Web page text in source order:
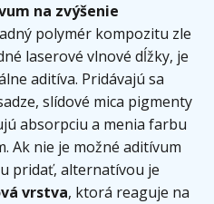
na zvýšenie
polymér kompozitu zle
laserové vlnové dĺžky, je
aditíva. Pridávajú sa
slídové mica pigmenty
absorpciu a menia farbu
Ak nie je možné aditívum
pridať, alternatívou je
vrstva, ktorá reaguje na